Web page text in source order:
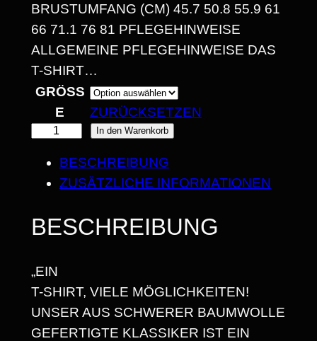
,
3
€
I
2
6
8
RUSTUMFANG (CM) 45.7 50.8 55.9 61 6
6 71.1 76 81 PFLEGEHINWEISE A
LLGEMEINE PFLEGEHINWEISE DAS T
-SHIRT…
GRÖSSE
ZURÜCKSETZEN
G
E
U
C
H
In den Warenkorb
BESCHREIBUNG
ZUSÄTZLICHE INFORMATIONEN
BESCHREIBUNG
„EIN
T-SHIRT, VIELE MÖGLICHKEITEN!
UNSER AUS SCHWERER BAUMWOLLE
GEFERTIGTE KLASSIKER IST EIN